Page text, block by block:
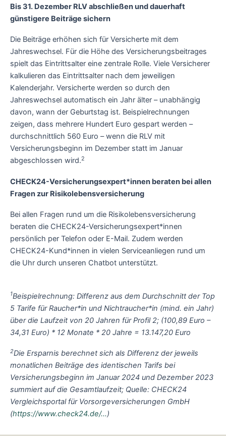
Bis 31. Dezember RLV abschließen und dauerhaft
günstigere Beiträge sichern
Die Beiträge erhöhen sich für Versicherte mit dem
Jahreswechsel. Für die Höhe des Versicherungsbeitrages
spielt das Eintrittsalter eine zentrale Rolle. Viele Versicherer
kalkulieren das Eintrittsalter nach dem jeweiligen
Kalenderjahr. Versicherte werden so durch den
Jahreswechsel automatisch ein Jahr älter – unabhängig
davon, wann der Geburtstag ist. Beispielrechnungen
zeigen, dass mehrere Hundert Euro gespart werden –
durchschnittlich 560 Euro – wenn die RLV mit
Versicherungsbeginn im Dezember statt im Januar
abgeschlossen wird.2
CHECK24-Versicherungsexpert*innen beraten bei allen
Fragen zur Risikolebensversicherung
Bei allen Fragen rund um die Risikolebensversicherung
beraten die CHECK24-Versicherungsexpert*innen
persönlich per Telefon oder E-Mail. Zudem werden
CHECK24-Kund*innen in vielen Serviceanliegen rund um
die Uhr durch unseren Chatbot unterstützt.
1Beispielrechnung: Differenz aus dem Durchschnitt der Top
5 Tarife für Raucher*in und Nichtraucher*in (mind. ein Jahr)
über die Laufzeit von 20 Jahren für Profil 2; (100,89 Euro –
34,31 Euro) * 12 Monate * 20 Jahre = 13.147,20 Euro
2Die Ersparnis berechnet sich als Differenz der jeweils
monatlichen Beiträge des identischen Tarifs bei
Versicherungsbeginn im Januar 2024 und Dezember 2023
summiert auf die Gesamtlaufzeit; Quelle: CHECK24
Vergleichsportal für Vorsorgeversicherungen GmbH
(https://www.check24.de/…)